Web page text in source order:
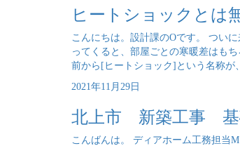
ヒートショックとは
こんにちは。設計課のOです。 つい
ってくると、部屋ごとの寒暖差はも
前から[ヒートショック]という名称
2021年11月29日
北上市 新築工事 基
こんばんは。 ディアホーム工務担当